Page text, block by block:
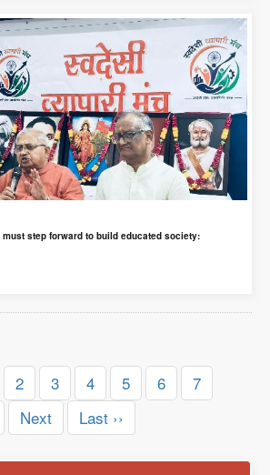
step forward to build educated society:
2 3 4 5 6
7
Next Last ››